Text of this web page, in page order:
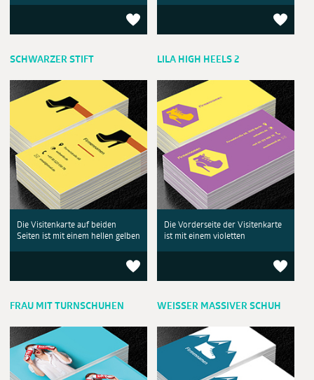
SCHWARZER STIFT
Die Visitenkarte auf beiden
Seiten ist mit einem hellen gelben
LILA HIGH HEELS 2
Die Vorderseite der Visitenkarte
ist mit einem violetten
FRAU MIT TURNSCHUHEN WEISSER MASSIVER SCHUH